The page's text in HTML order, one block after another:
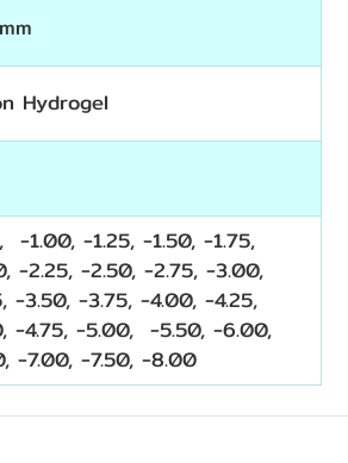
Hydrogel
-1.00, -1.25, -1.50, -1.75,
-2.25, -2.50, -2.75, -3.00,
-3.50, -3.75, -4.00, -4.25,
-4.75, -5.00, -5.50, -6.00,
-7.00, -7.50, -8.00